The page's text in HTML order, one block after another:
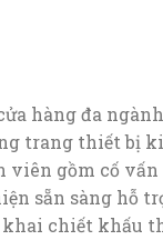
hàng đa
trang thiết bị
viên gồm cố
sẵn sàng hỗ
chiết khấu